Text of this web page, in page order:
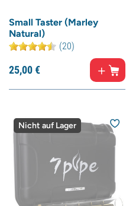
Small Taster (Marley
Natural)
(20)
25,00€
Nicht auf Lager